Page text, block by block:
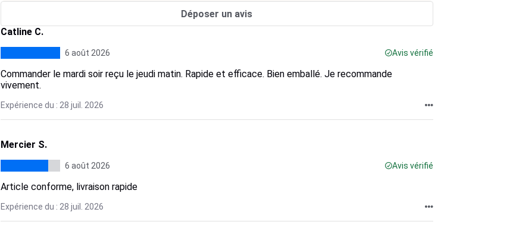
Déposer un avis
Catline C.
6 août 2026 Avis vérifié
Commander le mardi soir reçu le jeudi matin. Rapide et efficace. Bien emballé. Je recommande
vivement.
Expérience du : 28 juil. 2026
Mercier S.
6 août 2026 Avis vérifié
Article conforme, livraison rapide
Expérience du : 28 juil. 2026